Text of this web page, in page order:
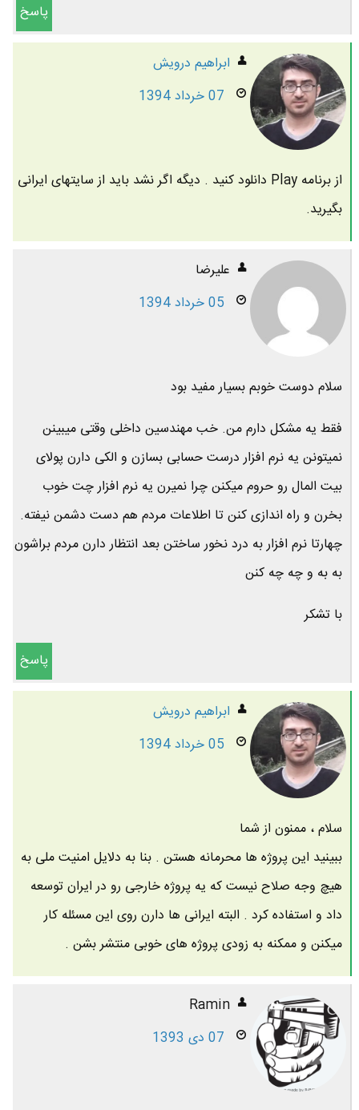
پاسخ
ابراهیم درویش
07 خرداد 1394
از برنامه Play دانلود کنید . دیگه اگر نشد باید از سایتهای ایرانی
بگیرید.
علیرضا
05 خرداد 1394
سلام دوست خوبم بسیار مفید بود
فقط یه مشکل دارم من. خب مهندسین داخلی وقتی میبینن
نمیتونن یه نرم افزار درست حسابی بسازن و الکی دارن پولای
بیت المال رو حروم میکنن چرا نمیرن یه نرم افزار چت خوب
بخرن و راه اندازی کنن تا اطلاعات مردم هم دست دشمن نیفته.
چهارتا نرم افزار به درد نخور ساختن بعد انتظار دارن مردم براشون
به به و چه چه کنن
با تشکر
پاسخ
ابراهیم درویش
05 خرداد 1394
سلام ، ممنون از شما
ببینید این پروژه ها محرمانه هستن . بنا به دلایل امنیت ملی به
هیچ وجه صلاح نیست که یه پروژه خارجی رو در ایران توسعه
داد و استفاده کرد . البته ایرانی ها دارن روی این مسئله کار
میکنن و ممکنه به زودی پروژه های خوبی منتشر بشن .
Ramin
07 دی 1393